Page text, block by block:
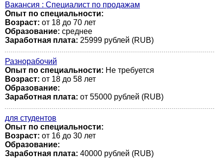
Вакансия : Специалист по продажам
Опыт по специальности:
Возраст: от 18 до 70 лет
Образование: среднее
Заработная плата: 25999 рублей (RUB)
Разнорабочий
Опыт по специальности: Не требуется
Возраст: от 18 до 58 лет
Образование:
Заработная плата: от 55000 рублей (RUB)
для студентов
Опыт по специальности:
Возраст: от 16 до 30 лет
Образование:
Заработная плата: 40000 рублей (RUB)